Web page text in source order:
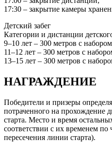
17:30 – закрытие камеры
Детский забег
Категории и дистанции
9–10 лет – 300 метров с
11–12 лет – 300 метров с
13–15 лет – 300 метров с
НАГРАЖДЕНИЕ
Победители и призеры
потраченного на прохождение
старта. Место и время
соответствии с их временем по
пересечения линии старта).